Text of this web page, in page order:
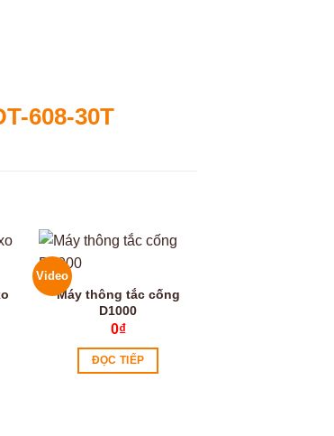
608-30T
Video
Máy thông tắc cống
D1000
0₫
ĐỌC TIẾP